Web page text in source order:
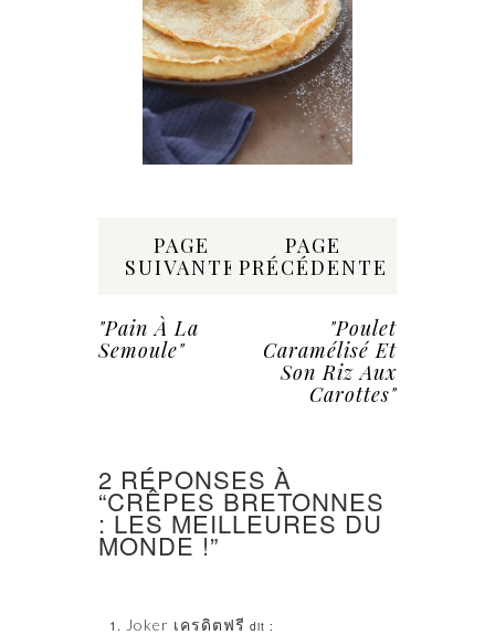
PAGE
SUIVANTE
"Pain À La
Semoule"
PAGE
PRÉCÉDENTE
"Poulet
Caramélisé Et
Son Riz Aux
Carottes"
2 RÉPONSES À
“CRÊPES BRETONNES
: LES MEILLEURES DU
MONDE !”
Joker เครดิตฟรี dit :